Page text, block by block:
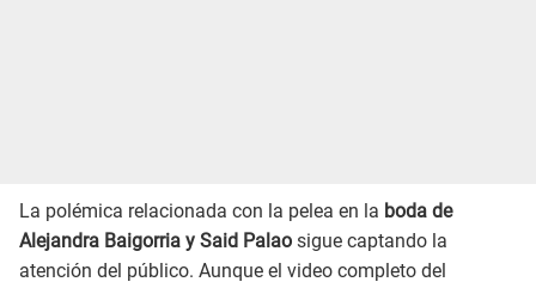
La polémica relacionada con la pelea en la boda de
Alejandra Baigorria y Said Palao sigue captando la
atención del público. Aunque el video completo del